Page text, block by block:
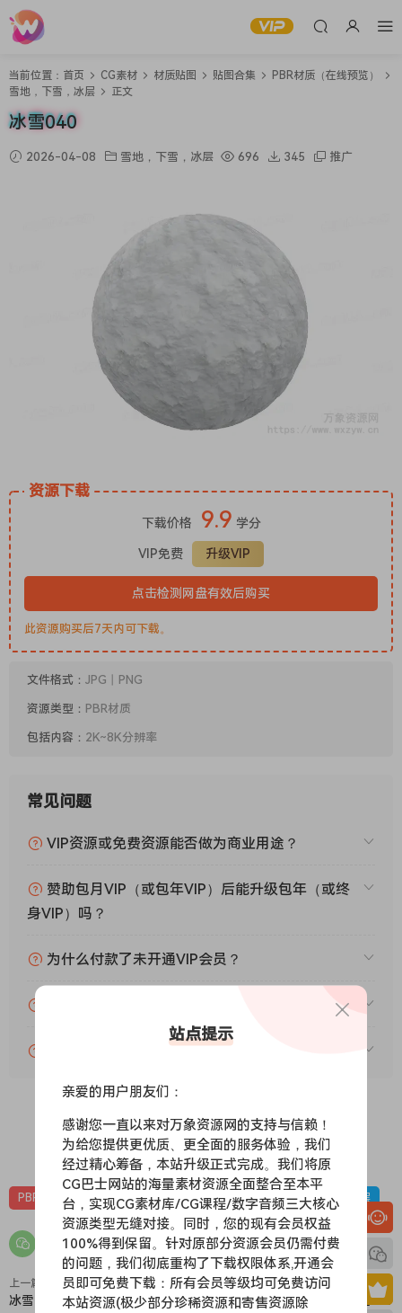
当前位置： 首页 CG素材 材质贴图 贴图合集
PBR材质（在线预览）
雪地，下雪，冰层
正文
冰雪040
2026-04-08 雪地，下雪，冰层 696 345 推广
资源下载
下载价格 9.9 学分
VIP免费 升级VIP
点击检测网盘有效后购买
此资源购买后7天内可下载。
文件格式： JPG丨PNG
资源类型： PBR材质
包括内容： 2K~8K分辨率
常见问题
VIP资源或免费资源能否做为商业用途？
赞助包月VIP（或包年VIP）后能升级包年（或终
身VIP）吗？
为什么付款了未开通VIP会员？
0 0
PBR-冰雪 PBR材质（在线预览） 材质贴图 雪地，下雪，冰层
上一篇
冰雪041
下一篇
冰雪039
站点提示
亲爱的用户朋友们：
感谢您一直以来对万象资源网的支持与信赖！
为给您提供更优质、更全面的服务体验，我们
经过精心筹备，本站升级正式完成。我们将原
CG巴士网站的海量素材资源全面整合至本平
台，实现CG素材库/CG课程/数字音频三大核心
资源类型无缝对接。同时，您的现有会员权益
100%得到保留。针对原部分资源会员仍需付费
的问题，我们彻底重构了下载权限体系,开通会
员即可免费下载：所有会员等级均可免费访问
本站资源(极少部分珍稀资源和寄售资源除